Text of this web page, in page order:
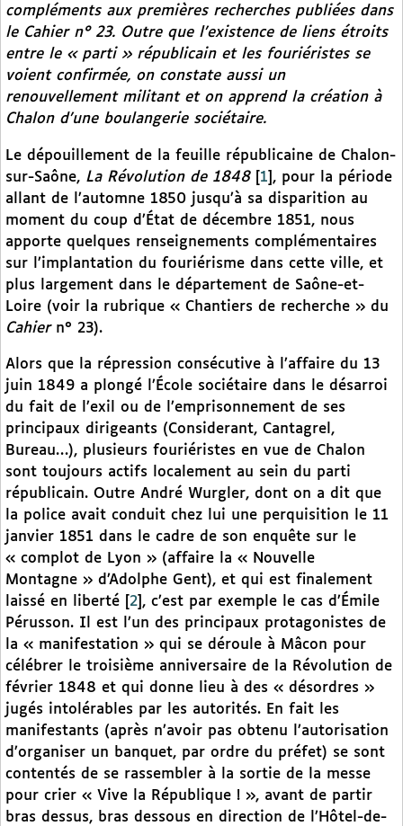
compléments aux premières recherches publiées dans
le Cahier n° 23. Outre que l’existence de liens étroits
entre le « parti » républicain et les fouriéristes se
voient confirmée, on constate aussi un
renouvellement militant et on apprend la création à
Chalon d’une boulangerie sociétaire.
Le dépouillement de la feuille républicaine de Chalon-
sur-Saône, La Révolution de 1848[ 1 , pour la période
allant de l’automne 1850 jusqu’à sa disparition au
moment du coup d’État de décembre 1851, nous
apporte quelques renseignements complémentaires
sur l’implantation du fouriérisme dans cette ville, et
plus largement dans le département de Saône-et-
Loire (voir la rubrique « Chantiers de recherche » du
Cahiern° 23).
Alors que la répression consécutive à l’affaire du 13
juin 1849 a plongé l’École sociétaire dans le désarroi
du fait de l’exil ou de l’emprisonnement de ses
principaux dirigeants (Considerant, Cantagrel,
Bureau…), plusieurs fouriéristes en vue de Chalon
sont toujours actifs localement au sein du parti
républicain. Outre André Wurgler, dont on a dit que
la police avait conduit chez lui une perquisition le 11
janvier 1851 dans le cadre de son enquête sur le
« complot de Lyon » (affaire la « Nouvelle
Montagne » d’Adolphe Gent), et qui est finalement
laissé en liberté
2 , c’est par exemple le cas d’Émile
Pérusson. Il est l’un des principaux protagonistes de
la « manifestation » qui se déroule à Mâcon pour
célébrer le troisième anniversaire de la Révolution de
février 1848 et qui donne lieu à des « désordres »
jugés intolérables par les autorités. En fait les
manifestants (après n’avoir pas obtenu l’autorisation
d’organiser un banquet, par ordre du préfet) se sont
contentés de se rassembler à la sortie de la messe
pour crier « Vive la République ! », avant de partir
bras dessus, bras dessous en direction de l’Hôtel-de-